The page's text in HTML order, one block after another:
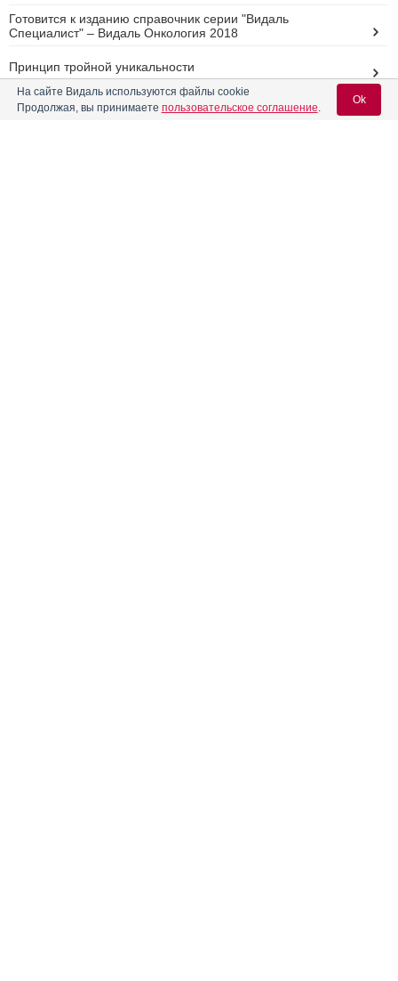
Готовится к изданию справочник серии "Видаль
Специалист" – Видаль Онкология 2018
Принцип тройной уникальности
Реклама
На сайте Видаль используются файлы cookie
Продолжая, вы принимаете пользовательское соглашение.
Ok